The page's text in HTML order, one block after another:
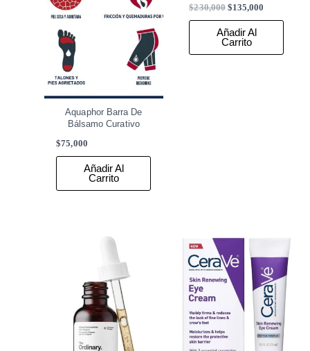
Aquaphor Barra De
Bálsamo Curativo
$75,000
Añadir Al
Carrito
$230,000 $135,000
Añadir Al
Carrito